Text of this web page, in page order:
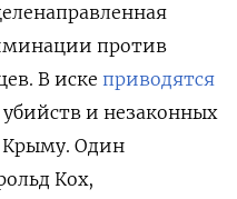
против
В иске приводятся
и незаконных
Крыму. Один
Кох,